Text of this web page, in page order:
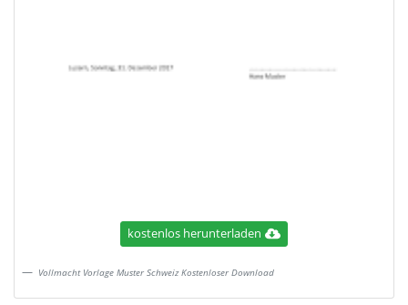
kostenlos herunterladen
Vollmacht Vorlage Muster Schweiz Kostenloser Download